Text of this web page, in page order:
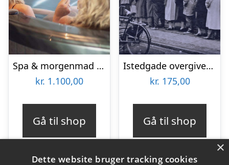
Spa & morgenmad for 2 hos Hotel BramslevGaard
kr. 1.100,00
Gå til shop
Istedgade overgiver sig aldrig med TYRA Byvandringer
kr. 175,00
Gå til shop
×
Dette website bruger tracking cookies